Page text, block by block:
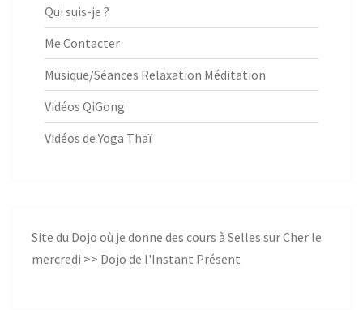
Qui suis-je ?
Me Contacter
Musique/Séances Relaxation Méditation
Vidéos QiGong
Vidéos de Yoga Thaï
Site du Dojo où je donne des cours à Selles sur Cher le
mercredi >> Dojo de l'Instant Présent